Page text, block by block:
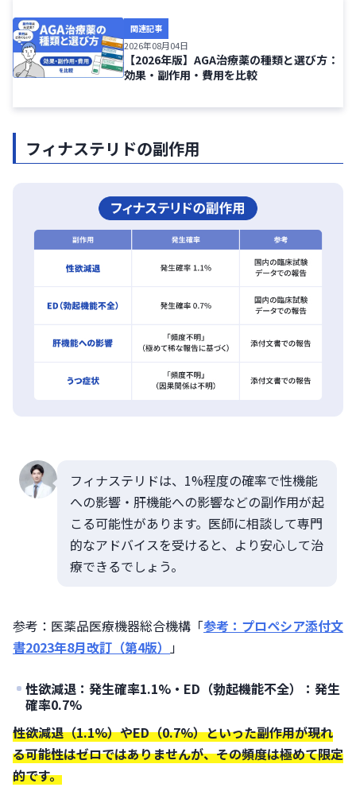
関連記事
2026年08月04日
【2026年版】AGA治療薬の種類と選び方：
効果・副作用・費用を比較
フィナステリドの副作用
フィナステリドは、1%程度の確率で性機能
への影響・肝機能への影響などの副作用が起
こる可能性があります。医師に相談して専門
的なアドバイスを受けると、より安心して治
療できるでしょう。
参考：医薬品医療機器総合機構「参考：プロペシア添付文
書2023年8月改訂（第4版） 」
性欲減退：発生確率1.1%・ED（勃起機能不全）：発生
確率0.7%
性欲減退（1.1%）やED（0.7%）といった副作用が現れ
る可能性はゼロではありませんが、その頻度は極めて限定
的です。